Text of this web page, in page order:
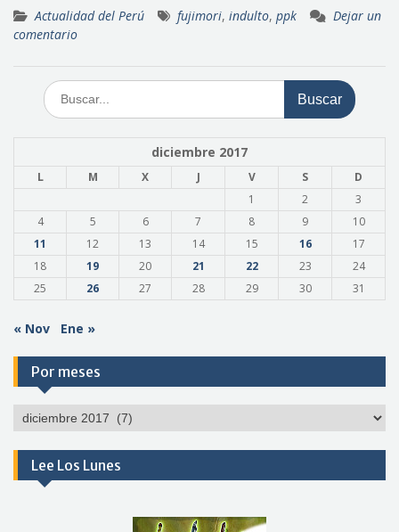
Actualidad del Perú fujimori, indulto, ppk
Dejar un
comentario
Buscar:
diciembre 2017
L M X J V S
D
1
2
3
4
5 6 7 8 9
10
11
12 13 14 15 16
17
18
19 20 21 22 23
24
25
26 27 28 29 30 31
« Nov Ene »
Por meses
Por
Lee Los Lunes